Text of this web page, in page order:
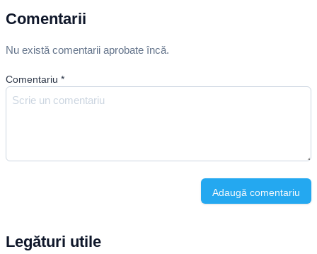
Comentarii
Nu există comentarii aprobate încă.
Comentariu *
Adaugă comentariu
Legături utile